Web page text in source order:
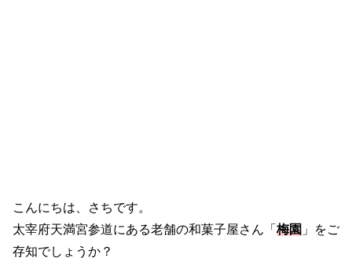
こんにちは、さちです。
太宰府天満宮参道にある老舗の和菓子屋さん「 梅園 」をご
存知でしょうか？